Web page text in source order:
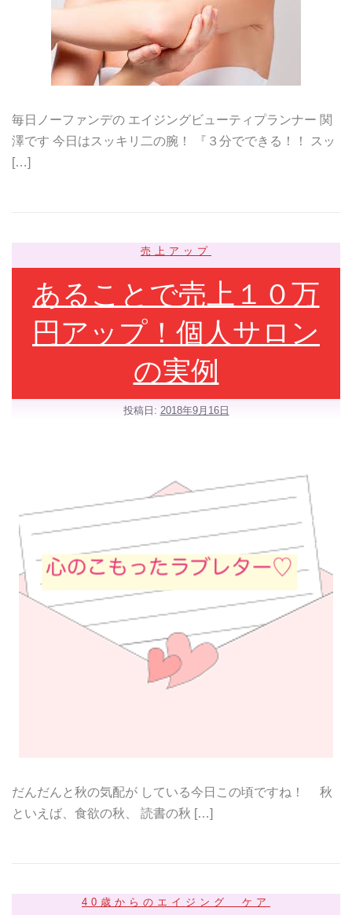
毎日ノーファンデの エイジングビューティプランナー 関
澤です 今日はスッキリ二の腕！ 『３分でできる！！ スッ
[…]
売上アップ
あることで売上１０万
円アップ！個人サロン
の実例
投稿日: 2018年9月16日
だんだんと秋の気配が している今日この頃ですね！ 秋
といえば、食欲の秋、 読書の秋 […]
40歳からのエイジング ケア